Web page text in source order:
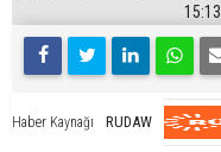
15:13
Haber Kaynağı RUDAW